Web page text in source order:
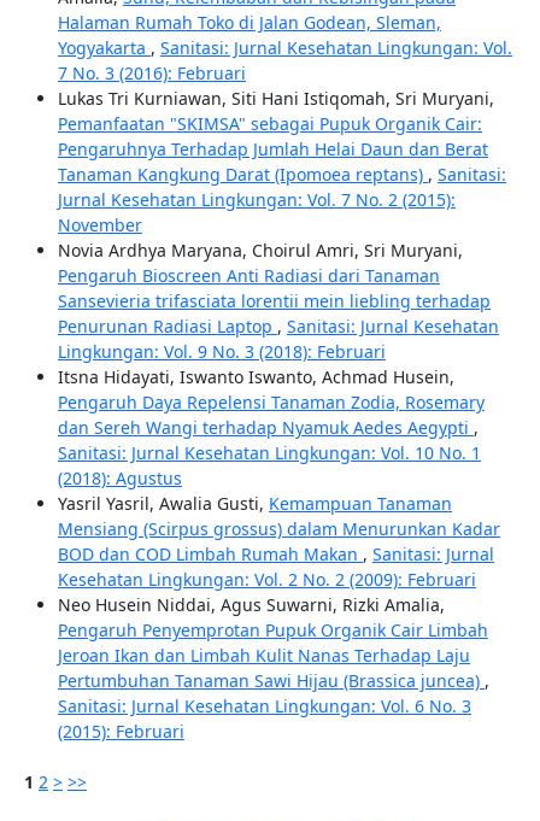
Halaman Rumah Toko di Jalan Godean, Sleman,
Yogyakarta , Sanitasi: Jurnal Kesehatan Lingkungan: Vol.
7 No. 3 (2016): Februari
Lukas Tri Kurniawan, Siti Hani Istiqomah, Sri Muryani,
Pemanfaatan "SKIMSA" sebagai Pupuk Organik Cair:
Pengaruhnya Terhadap Jumlah Helai Daun dan Berat
Tanaman Kangkung Darat (Ipomoea reptans) , Sanitasi:
Jurnal Kesehatan Lingkungan: Vol. 7 No. 2 (2015):
November
Novia Ardhya Maryana, Choirul Amri, Sri Muryani,
Pengaruh Bioscreen Anti Radiasi dari Tanaman
Sansevieria trifasciata lorentii mein liebling terhadap
Penurunan Radiasi Laptop , Sanitasi: Jurnal Kesehatan
Lingkungan: Vol. 9 No. 3 (2018): Februari
Itsna Hidayati, Iswanto Iswanto, Achmad Husein,
Pengaruh Daya Repelensi Tanaman Zodia, Rosemary
dan Sereh Wangi terhadap Nyamuk Aedes Aegypti ,
Sanitasi: Jurnal Kesehatan Lingkungan: Vol. 10 No. 1
(2018): Agustus
Yasril Yasril, Awalia Gusti, Kemampuan Tanaman
Mensiang (Scirpus grossus) dalam Menurunkan Kadar
BOD dan COD Limbah Rumah Makan , Sanitasi: Jurnal
Kesehatan Lingkungan: Vol. 2 No. 2 (2009): Februari
Neo Husein Niddai, Agus Suwarni, Rizki Amalia,
Pengaruh Penyemprotan Pupuk Organik Cair Limbah
Jeroan Ikan dan Limbah Kulit Nanas Terhadap Laju
Pertumbuhan Tanaman Sawi Hijau (Brassica juncea) ,
Sanitasi: Jurnal Kesehatan Lingkungan: Vol. 6 No. 3
(2015): Februari
1 2 > >>